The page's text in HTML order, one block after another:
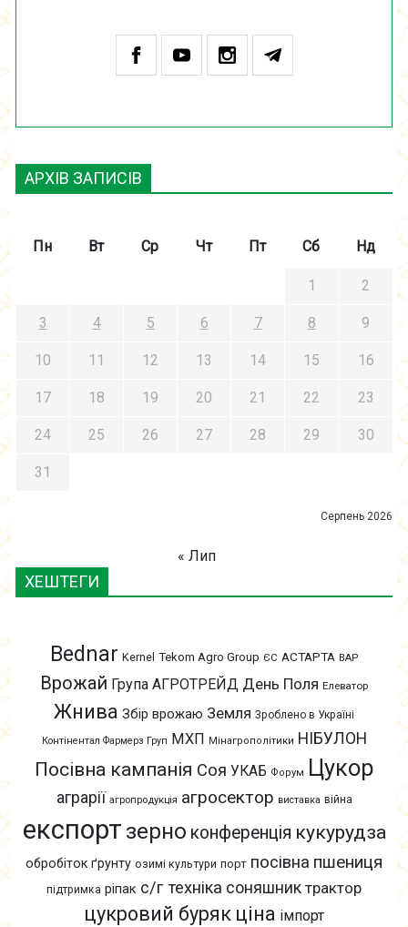
АРХІВ ЗАПИСІВ
Серпень 2026
Пн Вт Ср Чт Пт Сб Нд
1 2
3 4 5 6 7 8 9
10 11 12 13 14 15 16
17 18 19 20 21 22 23
24 25 26 27 28 29 30
31
« Лип
ХЕШТЕГИ
Bednar Kernel Tekom Agro Group ЄС АСТАРТА ВАР
Врожай Група АГРОТРЕЙД День Поля Елеватор
Жнива Збір врожаю Земля Зроблено в Україні
Контінентал Фармерз Груп МХП Мінагрополітики НІБУЛОН
Посівна кампанія Соя УКАБ Форум Цукор
аграрії агропродукція агросектор виставка війна
експорт зерно конференція кукурудза
обробіток ґрунту озимі культури порт посівна пшениця
підтримка ріпак с/г техніка соняшник трактор
цукровий буряк ціна імпорт